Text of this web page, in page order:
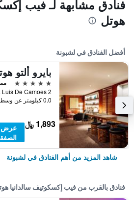
فنادق مشابهة لـ فيب
هوتل
أفضل الفنادق في لشبونة
بايرو ألتو
5 نجوم
0.0 كيلومتر عن وسط المدينة
1,893 ﷼
عرض
شاهد المزيد من أهم الفنادق في لشبونة
فنادق بالقرب من فيب إكسكوتيف سالدانيا